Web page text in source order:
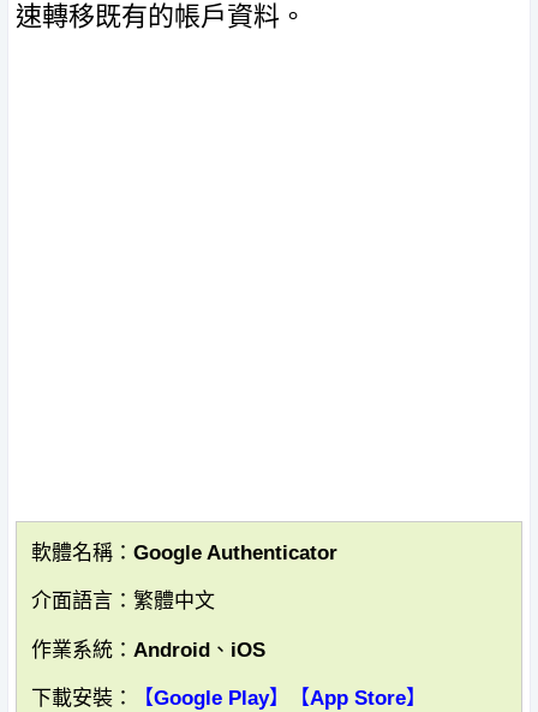
速轉移既有的帳戶資料。
軟體名稱：Google Authenticator
介面語言：繁體中文
作業系統：Android、iOS
下載安裝： 【Google Play】 【App Store】